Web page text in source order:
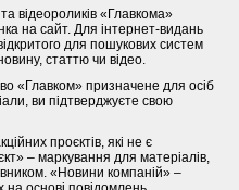
та відеороликів «Главкома»
на сайт. Для інтернет-видань
для пошукових систем
статтю чи відео.
«Главком» призначене для осіб
ви підтверджуєте свою
проєктів, які не є
– маркування для матеріалів,
«Новини компаній» –